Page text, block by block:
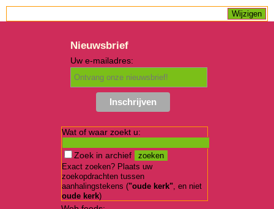
Nieuwsbrief
Uw e-mailadres:
Wat of waar zoekt u:
Zoek in archief
Exact zoeken? Plaats uw
zoekopdrachten tussen
aanhalingstekens ("oude kerk", en niet
oude kerk)